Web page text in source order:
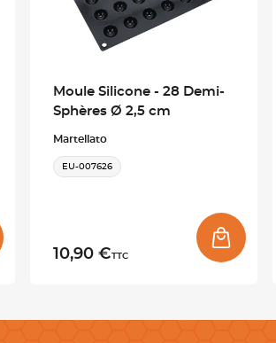
Moule Silicone - 28 Demi-
Sphères Ø 2,5 cm
Martellato
EU-007626
10,90 €TTC